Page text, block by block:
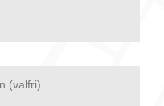
bilder i vårt arkiv
(valfri)